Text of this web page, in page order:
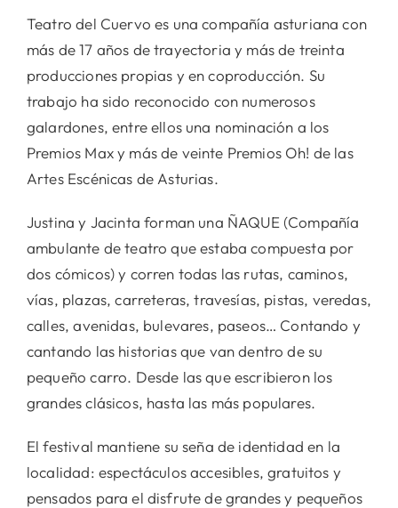
Teatro del Cuervo es una compañía asturiana con
más de 17 años de trayectoria y más de treinta
producciones propias y en coproducción. Su
trabajo ha sido reconocido con numerosos
galardones, entre ellos una nominación a los
Premios Max y más de veinte Premios Oh! de las
Artes Escénicas de Asturias.
Justina y Jacinta forman una ÑAQUE (Compañía
ambulante de teatro que estaba compuesta por
dos cómicos) y corren todas las rutas, caminos,
vías, plazas, carreteras, travesías, pistas, veredas,
calles, avenidas, bulevares, paseos… Contando y
cantando las historias que van dentro de su
pequeño carro. Desde las que escribieron los
grandes clásicos, hasta las más populares.
El festival mantiene su seña de identidad en la
localidad: espectáculos accesibles, gratuitos y
pensados para el disfrute de grandes y pequeños